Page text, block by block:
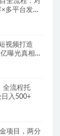
多平台发布
视频打造
曝光真相，
全流程托
入500+
项目，两分